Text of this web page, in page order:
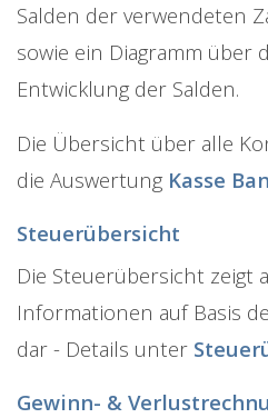
Salden der verwendeten
sowie ein Diagramm über
Entwicklung der Salden.
Die Übersicht über alle
die Auswertung Kasse
Steuerübersicht
Die Steuerübersicht zeigt
Informationen auf Basis
dar - Details unter
Gewinn- &